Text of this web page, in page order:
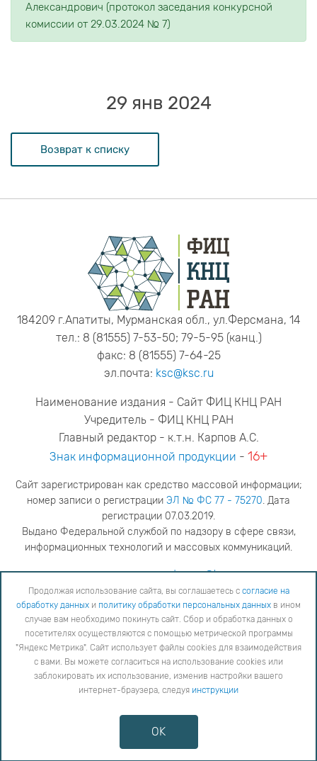
Александрович (протокол заседания конкурсной
комиссии от 29.03.2024 № 7)
Возврат к списку
29 янв 2024
184209 г.Апатиты, Мурманская обл., ул.Ферсмана, 14
тел.: 8 (81555) 7-53-50; 79-5-95 (канц.)
факс: 8 (81555) 7-64-25
эл.почта: ksc@ksc.ru
Наименование издания - Сайт ФИЦ КНЦ РАН
Учредитель - ФИЦ КНЦ РАН
Главный редактор - к.т.н. Карпов А.С.
Знак информационной продукции - 16+
Сайт зарегистрирован как средство массовой информации;
номер записи о регистрации ЭЛ № ФС 77 - 75270. Дата
регистрации 07.03.2019.
Выдано Федеральной службой по надзору в сфере связи,
информационных технологий и массовых коммуникаций.
адрес редакцииya.stogova@ksc.ru
телефон редакции81555-79-516
Продолжая использование сайта, вы соглашаетесь с согласие на обработку данных
обработки персональных данных
в ином случае вам необходимо покинуть сайт. Сбор и обработка
данных о посетителях осуществляются с помощью метрической программы "Яндекс Метрика".
Сайт использует файлы cookies для взаимодействия с вами. Вы можете согласиться на
использование cookies или заблокировать их использование, изменив настройки вашего интернет-
Противодействие коррупции
Сообщить об ошибке
Карта сайта
Продолжая использование сайта, вы соглашаетесь с согласие на
обработку данных и политику обработки персональных данных в ином
случае вам необходимо покинуть сайт. Сбор и обработка данных о
посетителях осуществляются с помощью метрической программы
"Яндекс Метрика". Сайт использует файлы cookies для взаимодействия
с вами. Вы можете согласиться на использование cookies или
заблокировать их использование, изменив настройки вашего
интернет-браузера, следуя инструкции
OK